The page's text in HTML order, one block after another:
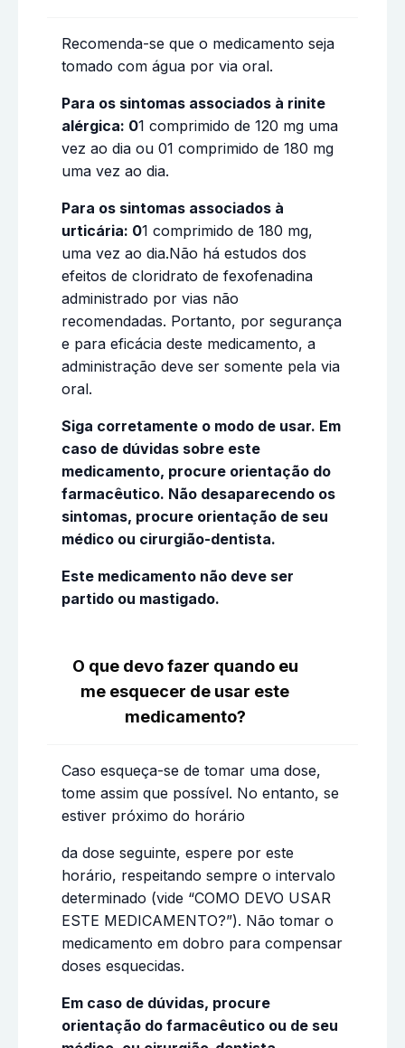
Recomenda-se que o medicamento seja
tomado com água por via oral.
Para os sintomas associados à rinite
alérgica: 01 comprimido de 120 mg uma
vez ao dia ou 01 comprimido de 180 mg
uma vez ao dia.
Para os sintomas associados à
urticária: 01 comprimido de 180 mg,
uma vez ao dia.Não há estudos dos
efeitos de cloridrato de fexofenadina
administrado por vias não
recomendadas. Portanto, por segurança
e para eficácia deste medicamento, a
administração deve ser somente pela via
oral.
Siga corretamente o modo de usar. Em
caso de dúvidas sobre este
medicamento, procure orientação do
farmacêutico. Não desaparecendo os
sintomas, procure orientação de seu
médico ou cirurgião-dentista.
Este medicamento não deve ser
partido ou mastigado.
O que devo fazer quando eu
me esquecer de usar este
medicamento?
Caso esqueça-se de tomar uma dose,
tome assim que possível. No entanto, se
estiver próximo do horário
da dose seguinte, espere por este
horário, respeitando sempre o intervalo
determinado (vide “COMO DEVO USAR
ESTE MEDICAMENTO?”). Não tomar o
medicamento em dobro para compensar
doses esquecidas.
Em caso de dúvidas, procure
orientação do farmacêutico ou de seu